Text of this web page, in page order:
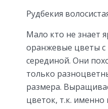
Рудбекия
Мало кто не знает
оранжевые цветы с
серединой. Они
только
размера.
цветок, т.к.